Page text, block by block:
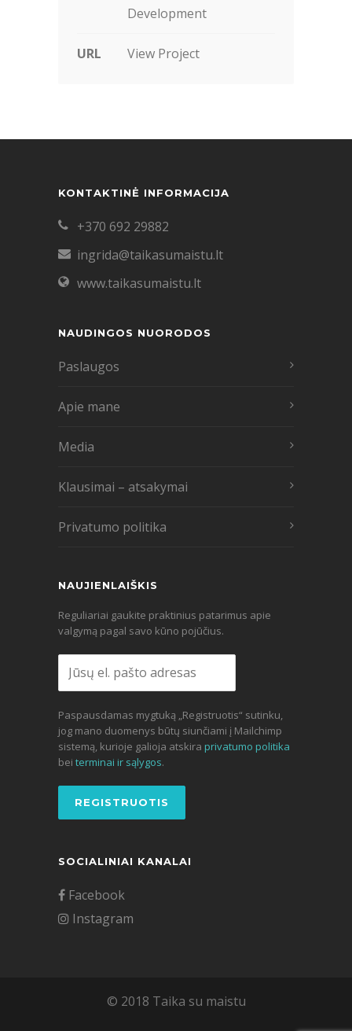
Development
URL View Project
KONTAKTINĖ INFORMACIJA
+370 692 29882
ingrida@taikasumaistu.lt
www.taikasumaistu.lt
NAUDINGOS NUORODOS
Paslaugos
Apie mane
Media
Klausimai – atsakymai
Privatumo politika
NAUJIENLAIŠKIS
Reguliariai gaukite praktinius patarimus apie
valgymą pagal savo kūno pojūčius.
Paspausdamas mygtuką „Registruotis“ sutinku,
jog mano duomenys būtų siunčiami į Mailchimp
sistemą, kurioje galioja atskira privatumo politika
bei terminai ir sąlygos.
SOCIALINIAI KANALAI
Facebook
Instagram
© 2018 Taika su maistu